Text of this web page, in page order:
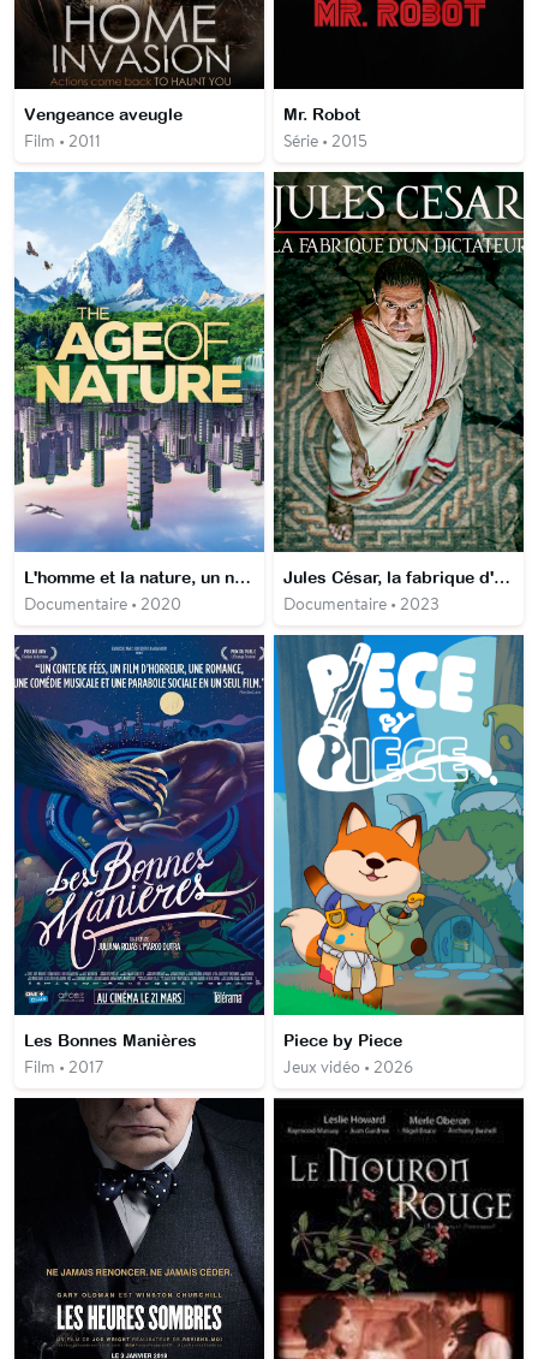
Vengeance aveugle
Film • 2011
Mr. Robot
Série • 2015
L'homme et la nature, un nouveau départ
Documentaire • 2020
Jules César, la fabrique d'un dictateur
Documentaire • 2023
Les Bonnes Manières
Film • 2017
Piece by Piece
Jeux vidéo • 2026